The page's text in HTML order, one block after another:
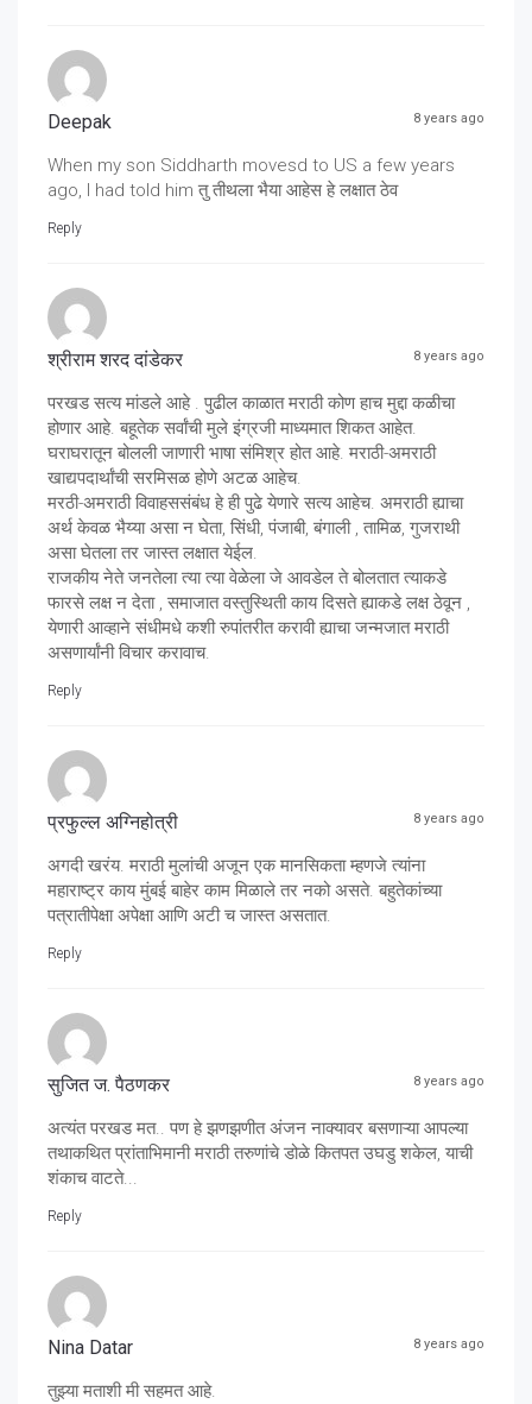
Deepak 8 years ago
When my son Siddharth movesd to US a few years
ago, I had told him तु तीथला भैया आहेस हे लक्षात ठेव
Reply
श्रीराम शरद दांडेकर 8 years ago
परखड सत्य मांडले आहे . पुढील काळात मराठी कोण हाच मुद्दा कळीचा
होणार आहे. बहूतेक सर्वांची मुले इंग्रजी माध्यमात शिकत आहेत.
घराघरातून बोलली जाणारी भाषा संमिश्र होत आहे. मराठी-अमराठी
खाद्यपदार्थांची सरमिसळ होणे अटळ आहेच.
मरठी-अमराठी विवाहससंबंध हे ही पुढे येणारे सत्य आहेच. अमराठी ह्याचा
अर्थ केवळ भैय्या असा न घेता, सिंधी, पंजाबी, बंगाली , तामिळ, गुजराथी
असा घेतला तर जास्त लक्षात येईल.
राजकीय नेते जनतेला त्या त्या वेळेला जे आवडेल ते बोलतात त्याकडे
फारसे लक्ष न देता , समाजात वस्तुस्थिती काय दिसते ह्याकडे लक्ष ठेवून ,
येणारी आव्हाने संधीमधे कशी रुपांतरीत करावी ह्याचा जन्मजात मराठी
असणार्यांनी विचार करावाच.
Reply
प्रफुल्ल अग्निहोत्री 8 years ago
अगदी खरंय. मराठी मुलांची अजून एक मानसिकता म्हणजे त्यांना
महाराष्ट्र काय मुंबई बाहेर काम मिळाले तर नको असते. बहुतेकांच्या
पत्रातीपेक्षा अपेक्षा आणि अटी च जास्त असतात.
Reply
सुजित ज. पैठणकर 8 years ago
अत्यंत परखड मत.. पण हे झणझणीत अंजन नाक्यावर बसणाऱ्या आपल्या
तथाकथित प्रांताभिमानी मराठी तरुणांचे डोळे कितपत उघडु शकेल, याची
शंकाच वाटते...
Reply
Nina Datar 8 years ago
तुझ्या मताशी मी सहमत आहे.